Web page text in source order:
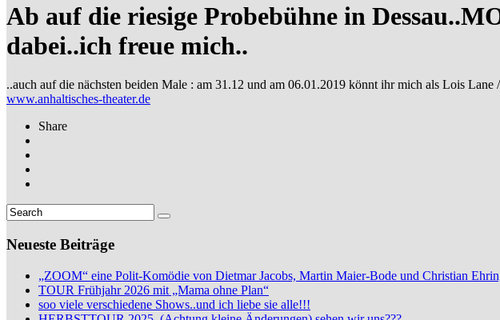
Ab auf die riesige Probebühne in
dabei..ich freue mich..
..auch auf die nächsten beiden Male : am 31.12 und am 06.01.2019 könnt ihr mich als Lois
www.anhaltisches-theater.de
Share
Neueste Beiträge
„ZOOM“ eine Polit-Komödie von Dietmar Jacobs, Martin Maier-Bode und Christian
TOUR Frühjahr 2026 mit „Mama ohne Plan“
soo viele verschiedene Shows..und ich liebe sie alle!!!